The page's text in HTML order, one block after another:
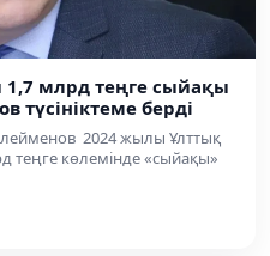
млрд теңге сыйақы
түсініктеме берді
2024 жылы Ұлттық
теңге көлемінде «сыйақы»